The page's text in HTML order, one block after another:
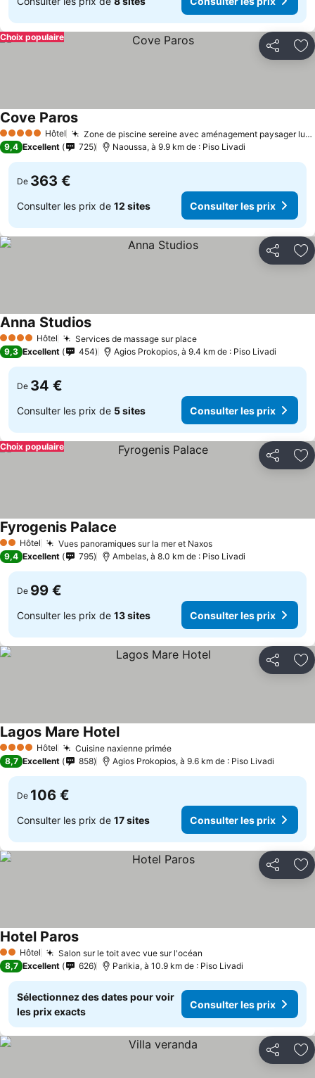
Partager
Choix populaire
5 Étoiles Hôtel Zone de piscine sereine avec aménagement paysager luxuriant
Cove Paros
9,4 Excellent 725 Naoussa, à 9.9 km de : Piso Livadi
De 363 €
Consulter les prix de 12 sites Consulter les prix
Partager
4 Étoiles Hôtel Services de massage sur place
Anna Studios
9,3 Excellent 454 Agios Prokopios, à 9.4 km de : Piso Livadi
De 34 €
Consulter les prix de 5 sites Consulter les prix
Partager
Choix populaire
2 Étoiles
Hôtel Vues panoramiques sur la mer et Naxos
Fyrogenis Palace
9,4 Excellent 795 Ambelas, à 8.0 km de : Piso Livadi
De 99 €
Consulter les prix de 13 sites Consulter les prix
Partager
4 Étoiles Hôtel Cuisine naxienne primée
Lagos Mare Hotel
8,7 Excellent 858 Agios Prokopios, à 9.6 km de : Piso Livadi
De 106 €
Consulter les prix de 17 sites Consulter les prix
Partager
2 Étoiles
Hôtel Salon sur le toit avec vue sur l'océan
Hotel Paros
8,7 Excellent 626 Parikia, à 10.9 km de : Piso Livadi
Sélectionnez des dates pour voir
les prix exacts
Consulter les prix
Partager